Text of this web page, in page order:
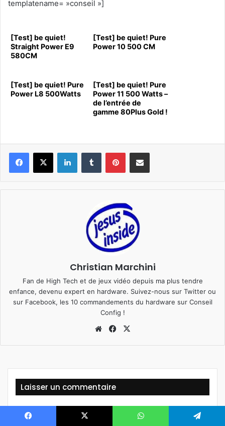
templatename= »conseil »]
[Test] be quiet!
Straight Power E9
580CM
[Test] be quiet! Pure
Power 10 500 CM
[Test] be quiet! Pure
Power L8 500Watts
[Test] be quiet! Pure
Power 11 500 Watts –
de l’entrée de
gamme 80Plus Gold !
Christian Marchini
Fan de High Tech et de jeux vidéo depuis ma plus tendre
enfance, devenu expert en hardware. Suivez-nous sur Twitter ou
sur Facebook, les 10 commandements du hardware sur Conseil
Config !
We
Fa
Laisser un commentaire
Votre adresse e-mail ne sera pas publiée.
obligatoires sont indiqués avec